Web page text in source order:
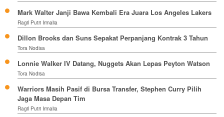
Mark Walter Janji Bawa Kembali Era Juara Los Angeles Lakers
Ragil Putri Irmalia
Dillon Brooks dan Suns Sepakat Perpanjang Kontrak 3 Tahun
Tora Nodisa
Lonnie Walker IV Datang, Nuggets Akan Lepas Peyton Watson
Tora Nodisa
Warriors Masih Pasif di Bursa Transfer, Stephen Curry Pilih
Jaga Masa Depan Tim
Ragil Putri Irmalia